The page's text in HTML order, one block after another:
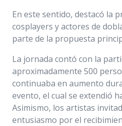
En este sentido, destacó la
cosplayers y actores de
parte de la propuesta
La jornada contó con la
aproximadamente 500
continuaba en aumento
evento, el cual se extendió
Asimismo, los artistas
entusiasmo por el